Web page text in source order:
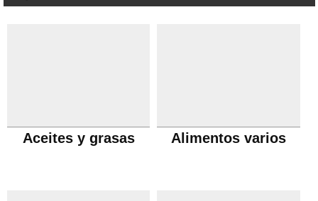
Aceites y grasas Alimentos varios